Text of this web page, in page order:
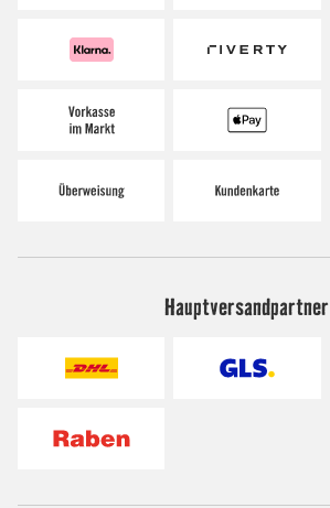
Hauptversandpartner